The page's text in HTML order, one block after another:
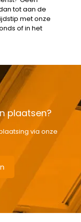
tot aan de
met onze
of in het
plaatsen?
via onze